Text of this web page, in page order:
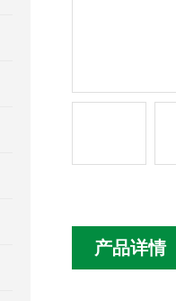
产品详情